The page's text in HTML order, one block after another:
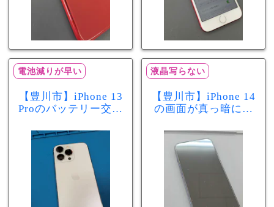
電池減りが早い
【豊川市】iPhone 13
Proのバッテリー交換
が早い症状も当日90
分で改善
液晶写らない
【豊川市】iPhone 14
の画面が真っ暗に…
修理！データそのま
まで復旧しました